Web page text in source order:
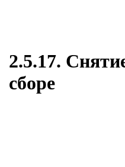
2.5.17.
сборе